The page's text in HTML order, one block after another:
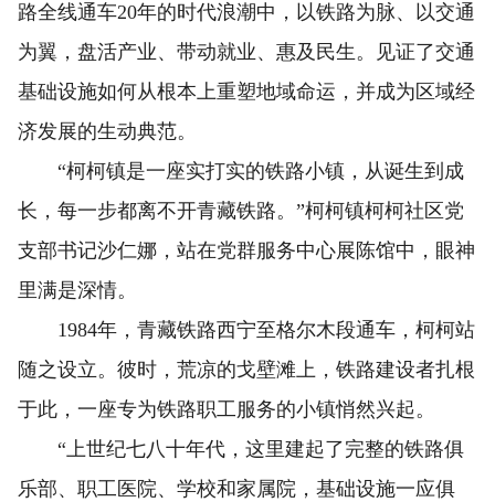
路全线通车20年的时代浪潮中，以铁路为脉、以交通
为翼，盘活产业、带动就业、惠及民生。见证了交通
基础设施如何从根本上重塑地域命运，并成为区域经
济发展的生动典范。
“柯柯镇是一座实打实的铁路小镇，从诞生到成
长，每一步都离不开青藏铁路。”柯柯镇柯柯社区党
支部书记沙仁娜，站在党群服务中心展陈馆中，眼神
里满是深情。
1984年，青藏铁路西宁至格尔木段通车，柯柯站
随之设立。彼时，荒凉的戈壁滩上，铁路建设者扎根
于此，一座专为铁路职工服务的小镇悄然兴起。
“上世纪七八十年代，这里建起了完整的铁路俱
乐部、职工医院、学校和家属院，基础设施一应俱